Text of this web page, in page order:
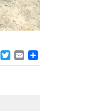
FACEBOOK
TWITTER
EMAIL